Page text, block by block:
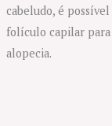
cabeludo, é
folículo capilar
alopecia.